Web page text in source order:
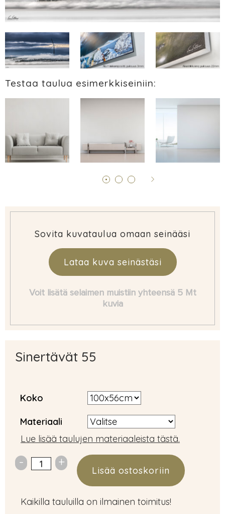
Testaa taulua esimerkkiseiniin:
Sovita kuvataulua omaan seinääsi
Lataa kuva seinästäsi
Voit lisätä selaimen muistiin yhteensä 5 Mt
kuvia
Sinertävät 55
Koko
Materiaali
Lue lisää taulujen materiaaleista tästä.
Lisää ostoskoriin
Kaikilla tauluilla on ilmainen toimitus!